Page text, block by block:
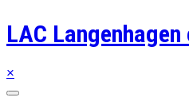
LAC Langenhagen
×